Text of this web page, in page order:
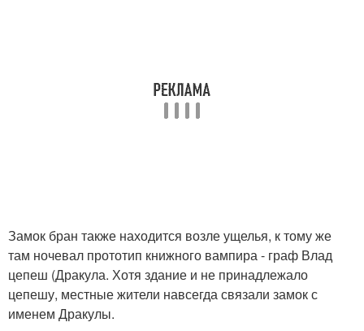
Замок бран также находится возле ущелья, к тому же
там ночевал прототип книжного вампира - граф Влад
цепеш (Дракула. Хотя здание и не принадлежало
цепешу, местные жители навсегда связали замок с
именем Дракулы.